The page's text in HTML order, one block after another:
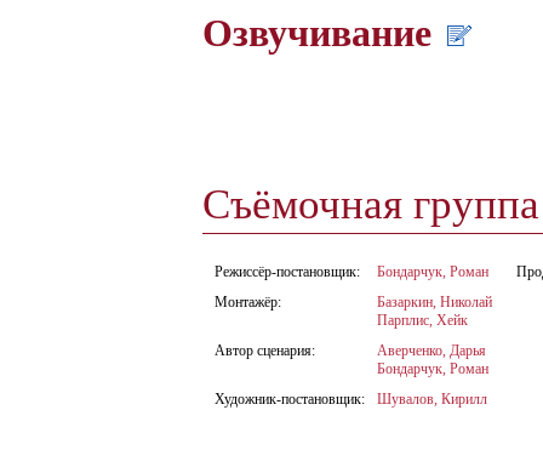
Озвучивание
Съёмочная
Режиссёр-постановщик:
Бондарчук, Роман
Монтажёр:
Базаркин, Николай
Парплис, Хейк
Автор сценария:
Аверченко, Дарья
Бондарчук, Роман
Художник-постановщик:
Шувалов, Кирилл